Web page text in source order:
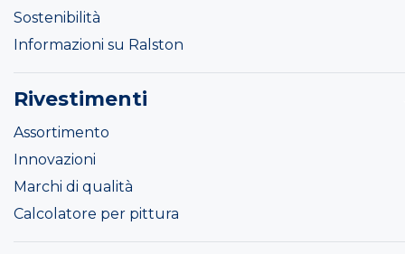
Sostenibilità
Informazioni su Ralston
Rivestimenti
Assortimento
Innovazioni
Marchi di qualità
Calcolatore per pittura